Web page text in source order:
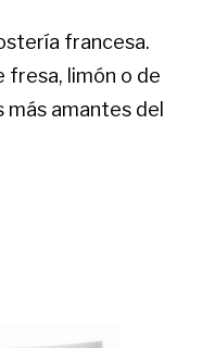
francesa.
fresa, limón o de
más amantes del